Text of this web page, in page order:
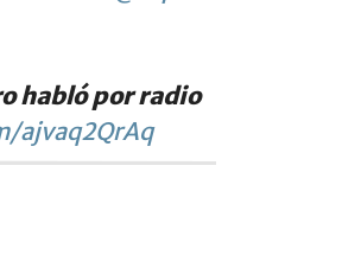
habló por radio
ajvaq2QrAq